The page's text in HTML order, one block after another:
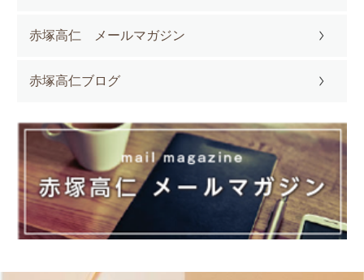
赤塚高仁 メールマガジン
赤塚高仁ブログ